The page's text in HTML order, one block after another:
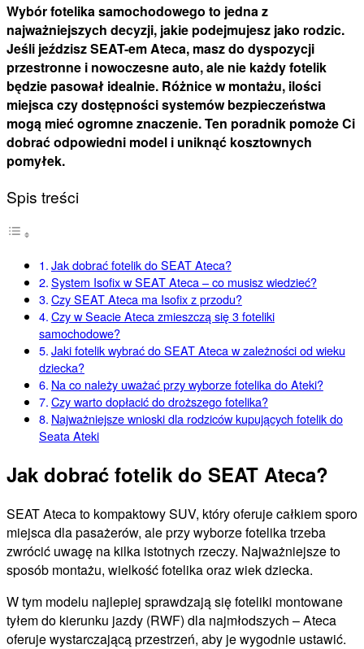
Wybór fotelika samochodowego to jedna z
najważniejszych decyzji, jakie podejmujesz jako rodzic.
Jeśli jeździsz SEAT-em Ateca, masz do dyspozycji
przestronne i nowoczesne auto, ale nie każdy fotelik
będzie pasował idealnie. Różnice w montażu, ilości
miejsca czy dostępności systemów bezpieczeństwa
mogą mieć ogromne znaczenie. Ten poradnik pomoże Ci
dobrać odpowiedni model i uniknąć kosztownych
pomyłek.
Spis treści
Jak dobrać fotelik do SEAT Ateca?
System Isofix w SEAT Ateca – co musisz wiedzieć?
Czy SEAT Ateca ma Isofix z przodu?
Czy w Seacie Ateca zmieszczą się 3 foteliki
samochodowe?
Jaki fotelik wybrać do SEAT Ateca w zależności od wieku
dziecka?
Na co należy uważać przy wyborze fotelika do Ateki?
Czy warto dopłacić do droższego fotelika?
Najważniejsze wnioski dla rodziców kupujących fotelik do
Seata Ateki
Jak dobrać fotelik do SEAT Ateca?
SEAT Ateca to kompaktowy SUV, który oferuje całkiem sporo
miejsca dla pasażerów, ale przy wyborze fotelika trzeba
zwrócić uwagę na kilka istotnych rzeczy. Najważniejsze to
sposób montażu, wielkość fotelika oraz wiek dziecka.
W tym modelu najlepiej sprawdzają się foteliki montowane
tyłem do kierunku jazdy (RWF) dla najmłodszych – Ateca
oferuje wystarczającą przestrzeń, aby je wygodnie ustawić.